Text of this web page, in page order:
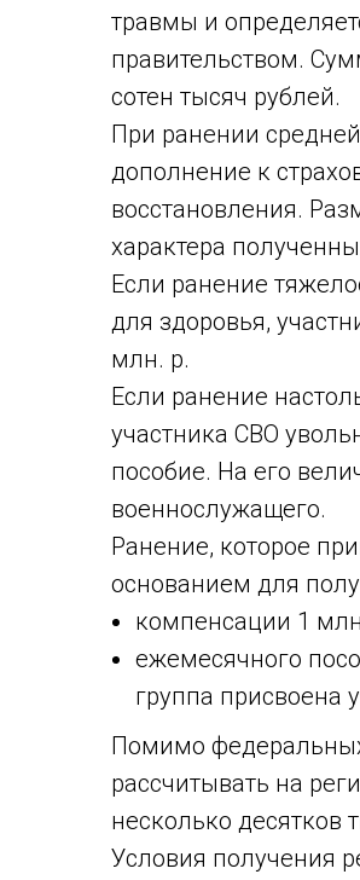
травмы и
правительством.
сотен тысяч рублей.
При ранении
дополнение к
восстановления.
характера
Если ранение
для здоровья,
млн. р.
Если ранение
участника СВО
пособие. На его
военнослужащего.
Ранение, которое
основанием для
компенсации 1
ежемесячного
группа присвоена
Помимо
рассчитывать на
несколько десятков
Условия получения